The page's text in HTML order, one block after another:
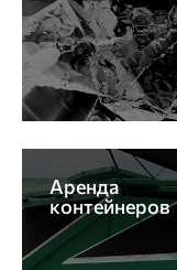
Аренда
контейнеров